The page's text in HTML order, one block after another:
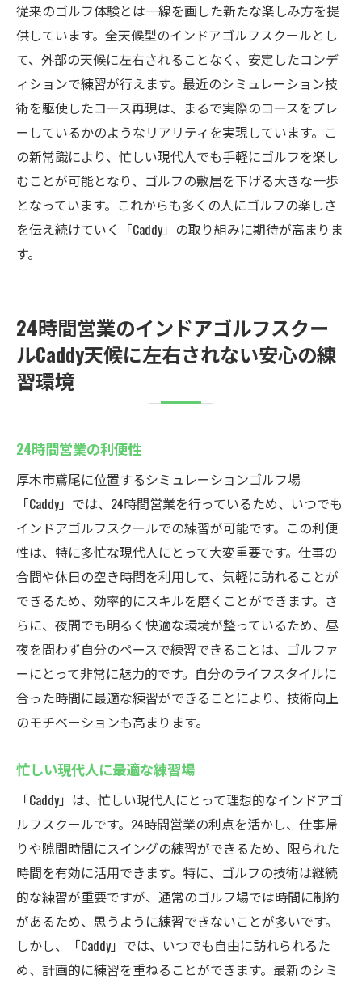
従来のゴルフ体験とは一線を画した新たな楽しみ方を提
供しています。全天候型のインドアゴルフスクールとし
て、外部の天候に左右されることなく、安定したコンデ
ィションで練習が行えます。最近のシミュレーション技
術を駆使したコース再現は、まるで実際のコースをプレ
ーしているかのようなリアリティを実現しています。こ
の新常識により、忙しい現代人でも手軽にゴルフを楽し
むことが可能となり、ゴルフの敷居を下げる大きな一歩
となっています。これからも多くの人にゴルフの楽しさ
を伝え続けていく「Caddy」の取り組みに期待が高まりま
す。
24時間営業のインドアゴルフスクー
ルCaddy天候に左右されない安心の練
習環境
24時間営業の利便性
厚木市鳶尾に位置するシミュレーションゴルフ場
「Caddy」では、24時間営業を行っているため、いつでも
インドアゴルフスクールでの練習が可能です。この利便
性は、特に多忙な現代人にとって大変重要です。仕事の
合間や休日の空き時間を利用して、気軽に訪れることが
できるため、効率的にスキルを磨くことができます。さ
らに、夜間でも明るく快適な環境が整っているため、昼
夜を問わず自分のペースで練習できることは、ゴルファ
ーにとって非常に魅力的です。自分のライフスタイルに
合った時間に最適な練習ができることにより、技術向上
のモチベーションも高まります。
忙しい現代人に最適な練習場
「Caddy」は、忙しい現代人にとって理想的なインドアゴ
ルフスクールです。24時間営業の利点を活かし、仕事帰
りや隙間時間にスイングの練習ができるため、限られた
時間を有効に活用できます。特に、ゴルフの技術は継続
的な練習が重要ですが、通常のゴルフ場では時間に制約
があるため、思うように練習できないことが多いです。
しかし、「Caddy」では、いつでも自由に訪れられるた
め、計画的に練習を重ねることができます。最新のシミ